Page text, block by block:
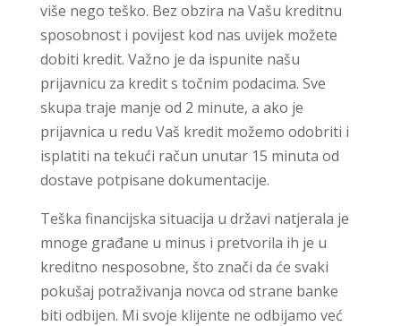
više nego teško. Bez obzira na Vašu kreditnu
sposobnost i povijest kod nas uvijek možete
dobiti kredit. Važno je da ispunite našu
prijavnicu za kredit s točnim podacima. Sve
skupa traje manje od 2 minute, a ako je
prijavnica u redu Vaš kredit možemo odobriti i
isplatiti na tekući račun unutar 15 minuta od
dostave potpisane dokumentacije.
Teška financijska situacija u državi natjerala je
mnoge građane u minus i pretvorila ih je u
kreditno nesposobne, što znači da će svaki
pokušaj potraživanja novca od strane banke
biti odbijen. Mi svoje klijente ne odbijamo već